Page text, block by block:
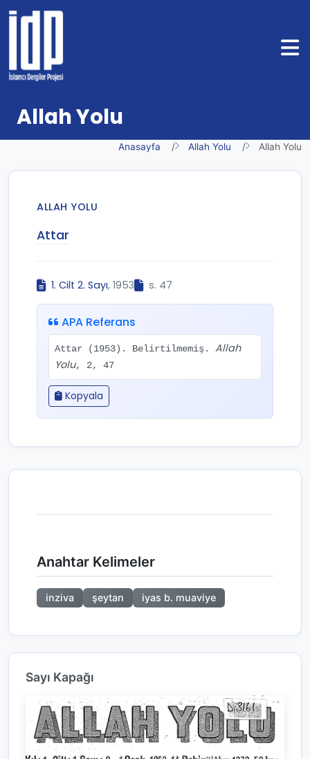
Allah Yolu
Anasayfa Allah Yolu Allah Yolu
ALLAH YOLU
Attar
1. Cilt 2. Sayı, 1953 s. 47
APA Referans
Attar (1953). Belirtilmemiş. Allah
Yolu, 2, 47
Kopyala
Anahtar Kelimeler
inziva şeytan iyas b. muaviye
Sayı Kapağı